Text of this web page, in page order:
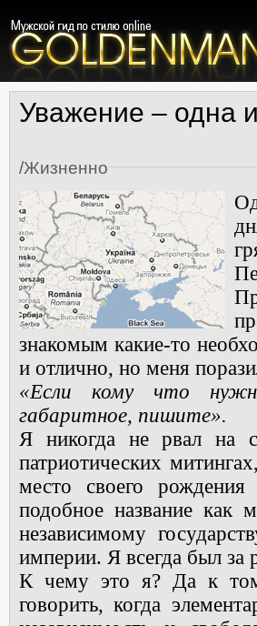
Уважение – одна
/Жизненно
знакомым какие-то
и отлично, но меня
«Если кому что
габаритное, пишите».
Я никогда не рвал на
патриотических
место своего
подобное название
независимому
империи. Я всегда был за
К чему это я? Да к
говорить, когда